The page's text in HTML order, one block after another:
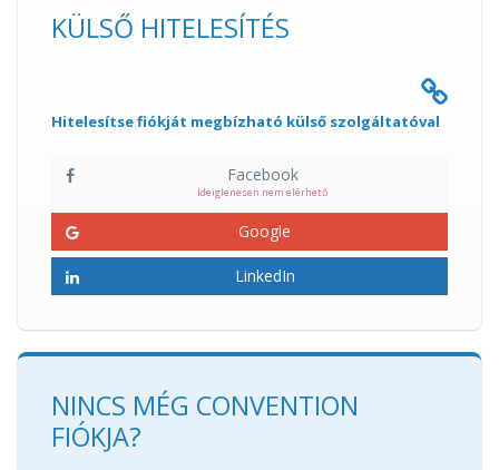
KÜLSŐ HITELESÍTÉS
Hitelesítse fiókját megbízható külső szolgáltatóval
Facebook
Ideiglenesen nem elérhető
Google
LinkedIn
NINCS MÉG CONVENTION
FIÓKJA?